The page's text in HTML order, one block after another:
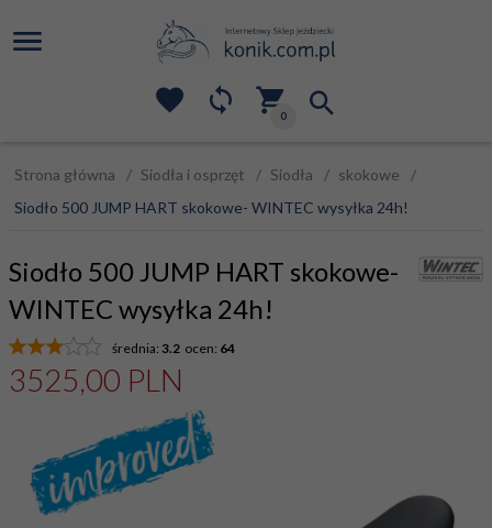
0
Strona główna Siodła i osprzęt Siodła
skokowe
Siodło 500 JUMP HART skokowe- WINTEC wysyłka 24h!
Siodło 500 JUMP HART skokowe-
WINTEC wysyłka 24h!
średnia: 3.2 ocen: 64
3525,00 PLN